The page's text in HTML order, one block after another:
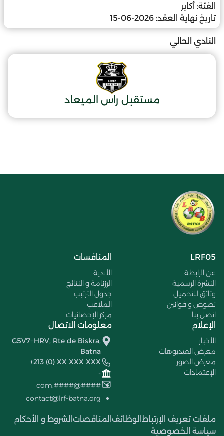
الفئة: أكابر
تاريخ نهاية العقد: 2026-06-15
النادي الحالي
مستقبل راس الميعاد
LRF05
عن الرابطة
النشرة الرسمية
وثائق للتحميل
نصوص و قوانين
اتصل بنا
المنافسات
الأندية
الرزنامة و النتائج
جدول الترتيب
الملاعب
مركز الإحصائيات
الإعلام
الأخبار
معرض الفيديوهات
معرض الصور
الإعتمادات
معلومات الاتصال
G5V7+HRV, Rte de Biskra,
Batna
+213 (0) XX XXX XXX
-
####@####.com
contact@lrf-batna.org
ملفات تعريف الإرتباط الوظائف المناقصات الشروط و الأحكام
سياسة الخصوصية